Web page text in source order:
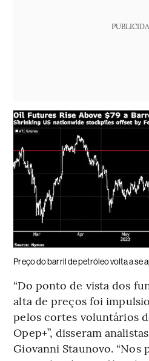
Preço do barril de petróleo volta a se
“Do ponto de vista dos
alta de preços foi
pelos cortes voluntários
Opep+”, disseram
Giovanni Staunovo. “Nos